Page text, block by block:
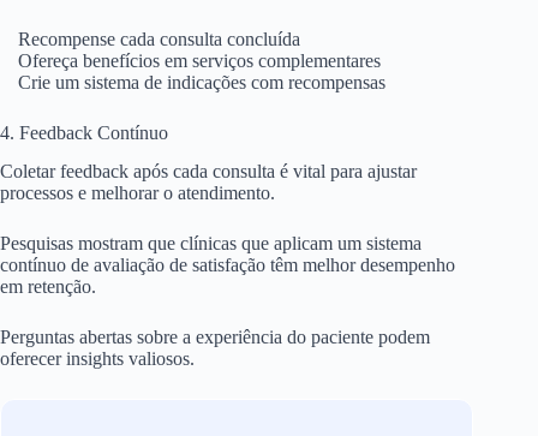
Recompense cada consulta concluída
Ofereça benefícios em serviços complementares
Crie um sistema de indicações com recompensas
4. Feedback Contínuo
Coletar feedback após cada consulta é vital para ajustar
processos e melhorar o atendimento.
Pesquisas mostram que clínicas que aplicam um sistema
contínuo de avaliação de satisfação têm melhor desempenho
em retenção.
Perguntas abertas sobre a experiência do paciente podem
oferecer insights valiosos.